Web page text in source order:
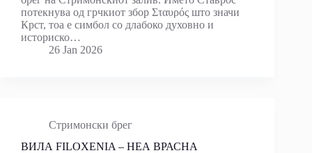
потекнува од грчкиот збор Σταυρός што значи
Крст, тоа е симбол со длабоко духовно и
историско…
26 Jan 2026
Стримонски брег
ВИЛА FILOXENIA – НЕА ВРАСНА